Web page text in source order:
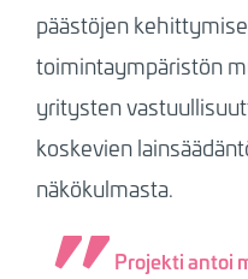
päästöjen
toimintaympäristön
yritysten
koskevien
näkökulmasta.
Projekti antoi